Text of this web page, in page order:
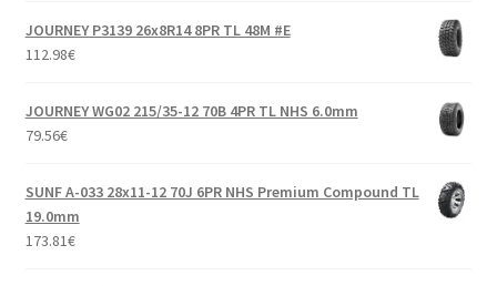
JOURNEY P3139 26x8R14 8PR TL 48M #E
112.98€
JOURNEY WG02 215/35-12 70B 4PR TL NHS 6.0mm
79.56€
SUNF A-033 28x11-12 70J 6PR NHS Premium Compound TL
19.0mm
173.81€